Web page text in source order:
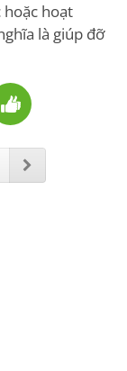
hoặc hoạt
là giúp đỡ